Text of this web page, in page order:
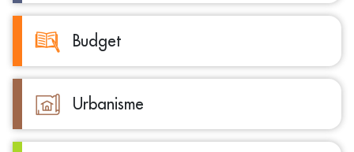
Budget
Urbanisme